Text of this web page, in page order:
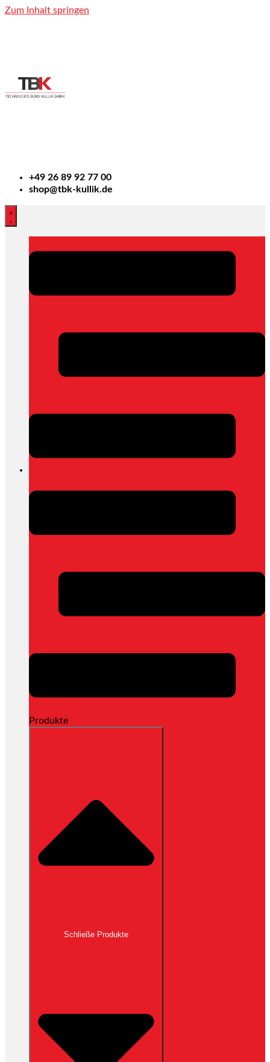
Zum Inhalt springen
+49 26 89 92 77 00
shop@tbk-kullik.de
Produkte
Schließe Produkte